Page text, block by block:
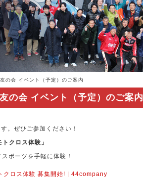
の会 イベント（予定）のご案内
の会 イベント（予定）のご案内
。ぜひご参加ください！
クロス体験」
ポーツを手軽に体験！
クロス体験 募集開始! | 44company